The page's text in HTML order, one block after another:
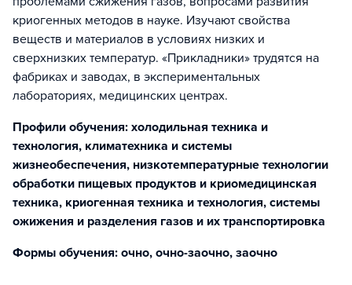
криогенных методов в науке. Изучают свойства
веществ и материалов в условиях низких и
сверхнизких температур. «Прикладники» трудятся на
фабриках и заводах, в экспериментальных
лабораториях, медицинских центрах.
Профили обучения: холодильная техника и
технология, климатехника и системы
жизнеобеспечения, низкотемпературные технологии
обработки пищевых продуктов и криомедицинская
техника, криогенная техника и технология, системы
ожижения и разделения газов и их транспортировка
Формы обучения: очно, очно-заочно, заочно